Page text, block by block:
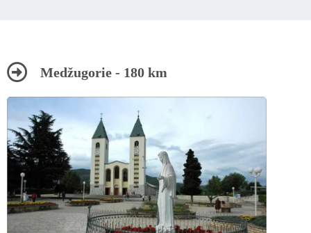
Medžugorie - 180 km